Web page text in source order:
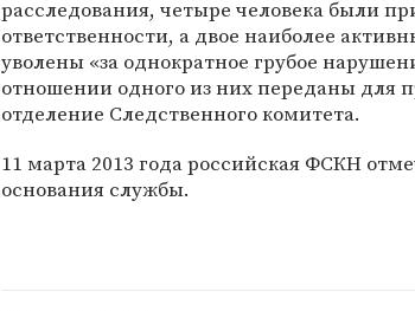
расследования, четыре человека были
ответственности, а двое наиболее
уволены «за однократное грубое
отношении одного из них переданы для
отделение Следственного комитета.
11 марта 2013 года российская ФСКН
основания службы.